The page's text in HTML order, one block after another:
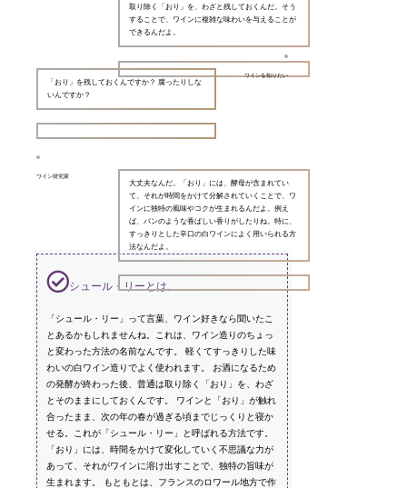
取り除く「おり」を、わざと残しておくんだ。そう
することで、ワインに複雑な味わいを与えることが
できるんだよ。
ワインを知りたい
「おり」を残しておくんですか？ 腐ったりしな
いんですか？
ワイン研究家
大丈夫なんだ。「おり」には、酵母が含まれてい
て、それが時間をかけて分解されていくことで、ワ
インに独特の風味やコクが生まれるんだよ。例え
ば、パンのような香ばしい香りがしたりね。特に、
すっきりとした辛口の白ワインによく用いられる方
法なんだよ。
シュール・リーとは。
「シュール・リー」って言葉、ワイン好きなら聞いたこ
とあるかもしれませんね。これは、ワイン造りのちょっ
と変わった方法の名前なんです。 軽くてすっきりした味
わいの白ワイン造りでよく使われます。 お酒になるため
の発酵が終わった後、普通は取り除く「おり」を、わざ
とそのままにしておくんです。 ワインと「おり」が触れ
合ったまま、次の年の春が過ぎる頃までじっくりと寝か
せる。これが「シュール・リー」と呼ばれる方法です。
「おり」には、時間をかけて変化していく不思議な力が
あって、それがワインに溶け出すことで、独特の旨味が
生まれます。 もともとは、フランスのロワール地方で作